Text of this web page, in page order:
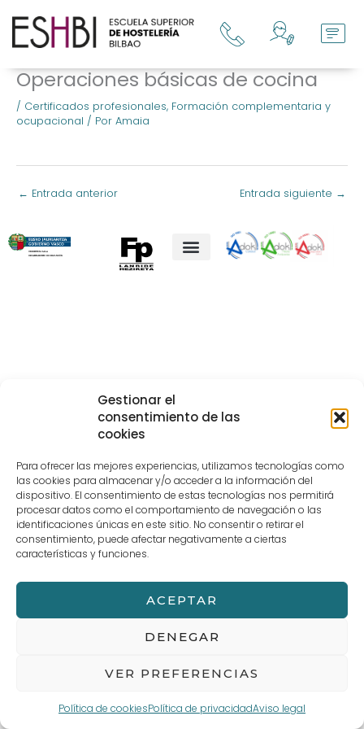
Gestionar el
consentimiento de las
cookies
Para ofrecer las mejores experiencias, utilizamos tecnologías como
las cookies para almacenar y/o acceder a la información del
dispositivo. El consentimiento de estas tecnologías nos permitirá
procesar datos como el comportamiento de navegación o las
identificaciones únicas en este sitio. No consentir o retirar el
consentimiento, puede afectar negativamente a ciertas
características y funciones.
ACEPTAR
DENEGAR
VER PREFERENCIAS
Política de cookiesPolítica de privacidadAviso legal
contenido
Operaciones básicas de cocina
/ Certificados profesionales, Formación complementaria y
ocupacional / Por Amaia
← Entrada anterior Entrada siguiente →